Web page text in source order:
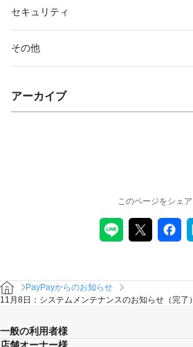
セキュリティ
その他
アーカイブ
このページをシェア
PayPayからのお知らせ
11月8日：システムメンテナンスのお知らせ（完了）
一般の利用者様
店舗オーナー様